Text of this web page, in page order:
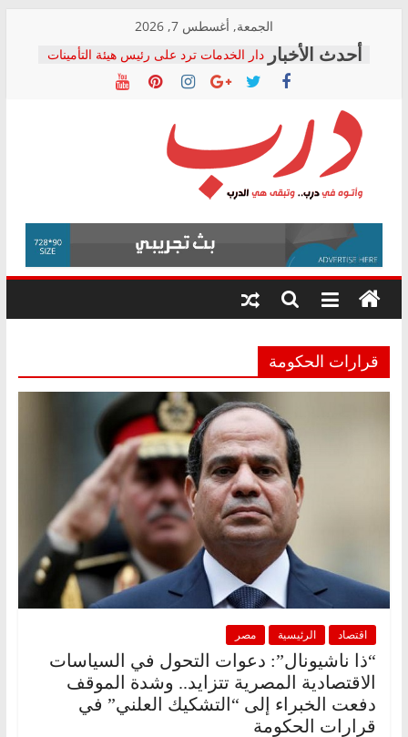
content
الجمعة, أغسطس 7, 2026
دار الخدمات ترد على رئيس هيئة التأمينات
بعد مؤتمره الصحفي: إنكار الأزمة لا ينهي
معاناة أصحاب المعاشات.. ونطالب بكشف
فرحات سليمان يكتب: القطاع الصحي إلى
أين؟
حزب التحالف الشعبي يطلق لجنة “الحق
في الصحة” بالإسكندرية لرصد الانتهاكات
ودعم المرضى
الوزاري لمدينة الصحفيين.. وانتهاء أعمال
إنشاء المبنى الإداري
المجلس القومي لحقوق الإنسان يعلن
متابعة قضية الدكتور محمد زهران.. ويؤكد:
قرينة البراءة وضمانات المحاكمة العادلة
درب
وأتوه
درب..
وتبقى
هي
قرارات الحكومة
اقتصاد الرئيسية مصر
“ذا ناشيونال”: دعوات التحول في السياسات
الاقتصادية المصرية تتزايد.. وشدة الموقف
دفعت الخبراء إلى “التشكيك العلني” في
قرارات الحكومة